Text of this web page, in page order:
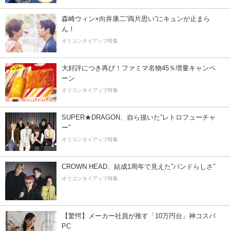
森崎ウィン×向井康二“両片思い”にキュンが止まら
ん！
オリコンタイアップ特集
大好評につき再び！ファミマ名物45％増量キャンペ
ーン
オリコンタイアップ特集
SUPER★DRAGON、自ら描いた”レトロフューチャ
ー”
オリコンタイアップ特集
CROWN HEAD、結成1周年で見えた”バンドらしさ”
オリコンタイアップ特集
【驚愕】メーカー社員が推す「10万円台」神コスパ
PC